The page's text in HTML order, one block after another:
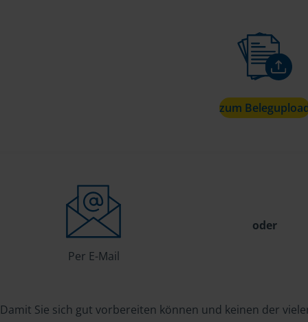
zum
Per E-Mail
oder
Damit Sie sich gut vorbereiten können und keinen der